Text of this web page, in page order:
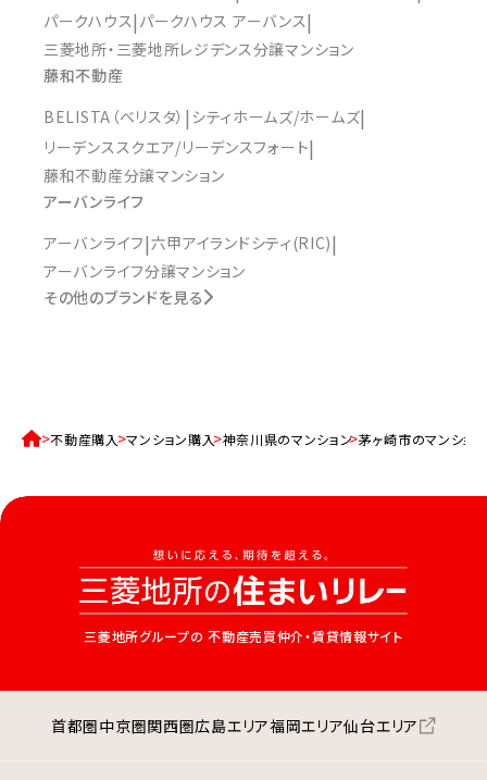
パークハウス パークハウス アーバンス
三菱地所・三菱地所レジデンス分譲マンション
藤和不動産
BELISTA（ベリスタ） シティホームズ/ホームズ
リーデンススクエア/リーデンスフォート
藤和不動産分譲マンション
アーバンライフ
アーバンライフ 六甲アイランドシティ(RIC)
アーバンライフ分譲マンション
その他のブランドを見る
不動産購入 マンション購入 神奈川県のマンション 茅ヶ崎市のマンショ
三菱地所グループの 不動産売買仲介・賃貸情報サイト
首都圏中京圏関西圏広島エリア福岡エリア仙台エリア